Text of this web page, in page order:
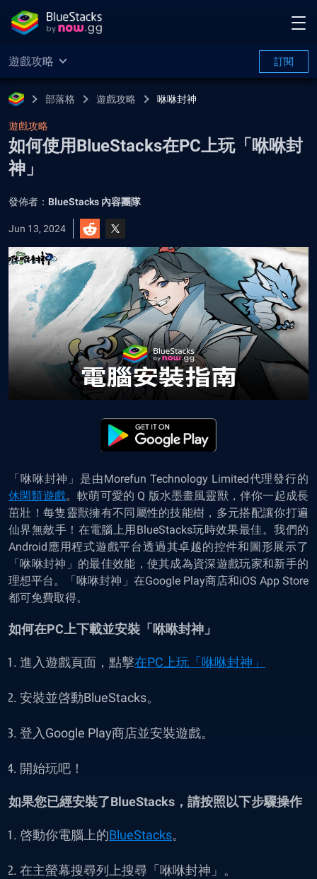
遊戲攻略 訂閱
部落格 遊戲攻略 咻咻封神
遊戲攻略
如何使用BlueStacks在PC上玩「咻咻封
神」
發佈者： BlueStacks 內容團隊
Jun 13, 2024
「咻咻封神」 是由Morefun Technology Limited代理發行的
休閑類遊戲。軟萌可愛的 Q 版水墨畫風靈獸，伴你一起成長
茁壯！每隻靈獸擁有不同屬性的技能樹，多元搭配讓你打遍
仙界無敵手！在電腦上用BlueStacks玩時效果最佳。我們的
Android應用程式遊戲平台透過其卓越的控件和圖形展示了
「咻咻封神」 的最佳效能，使其成為資深遊戲玩家和新手的
理想平台。
「咻咻封神」在Google Play商店和iOS App Store
都可免費取得。
如何在PC上下載並安裝「咻咻封神」
進入遊戲頁面，點擊在PC上玩「咻咻封神」
安裝並啓動BlueStacks。
登入Google Play商店並安裝遊戲。
開始玩吧！
如果您已經安裝了BlueStacks，請按照以下步驟操作
啓動你電腦上的BlueStacks。
在主螢幕搜尋列上搜尋「咻咻封神」。